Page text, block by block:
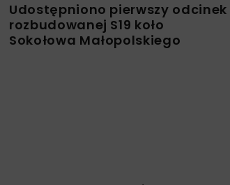
Udostępniono pierwszy odcinek
rozbudowanej S19 koło
Sokołowa Małopolskiego